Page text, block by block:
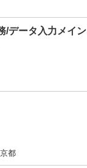
/データ入力メイン
都